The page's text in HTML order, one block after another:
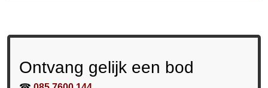
Ontvang gelijk een bod